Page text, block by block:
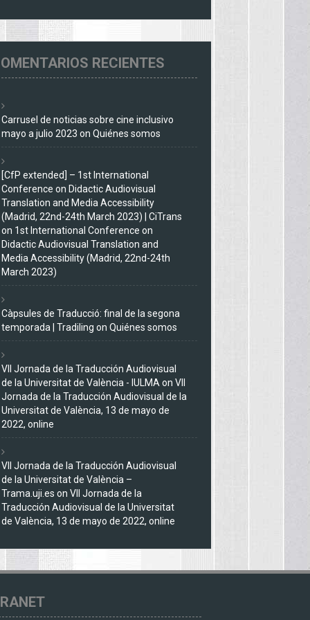
RECIENTES
Carrusel de noticias sobre cine inclusivo
mayo a julio 2023 on Quiénes somos
[CfP extended] – 1st International
Conference on Didactic Audiovisual
Translation and Media Accessibility
(Madrid, 22nd-24th March 2023) | CiTrans
on 1st International Conference on
Didactic Audiovisual Translation and
Media Accessibility (Madrid, 22nd-24th
March 2023)
Càpsules de Traducció: final de la segona
temporada | Tradiling on Quiénes somos
VII Jornada de la Traducción Audiovisual
de la Universitat de València - IULMAon VII
Jornada de la Traducción Audiovisual de la
Universitat de València, 13 de mayo de
2022, online
VII Jornada de la Traducción Audiovisual
de la Universitat de València –
Trama.uji.es on VII Jornada de la
Traducción Audiovisual de la Universitat
de València, 13 de mayo de 2022, online